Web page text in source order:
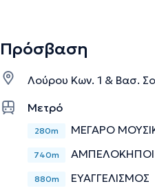
Την περιγραφή επιμελείται η ομάδα
Πρόσβαση
Λούρου Κων. 1 & Βασ.
Μετρό
280m ΜΕΓΑΡΟ
740m ΑΜΠΕΛΟΚΗΠΟΙ
880m ΕΥΑΓΓΕΛΙΣΜΟΣ